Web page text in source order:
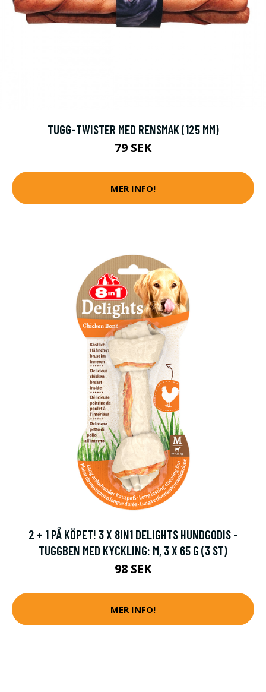
TUGG-TWISTER MED RENSMAK (125 MM)
79 SEK
MER INFO!
2 + 1 PÅ KÖPET! 3 X 8IN1 DELIGHTS HUNDGODIS -
TUGGBEN MED KYCKLING: M, 3 X 65 G (3 ST)
98 SEK
MER INFO!